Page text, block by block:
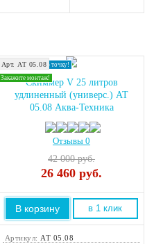
Доставка в любую точку!
Закажите монтаж!
Арт. АТ 05.08
Скиммер V 25 литров
удлиненный (универс.) АТ
05.08 Аква-Техника
Отзывы 0
42 000 руб.
26 460 руб.
В корзину в 1 клик
Артикул: АТ 05.08